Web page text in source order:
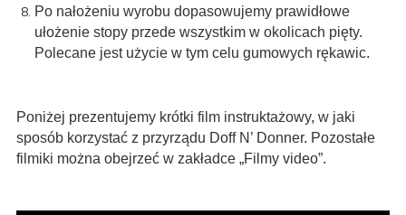
Po nałożeniu wyrobu dopasowujemy prawidłowe
ułożenie stopy przede wszystkim w okolicach pięty.
Polecane jest użycie w tym celu gumowych rękawic.
Poniżej prezentujemy krótki film instruktażowy, w jaki
sposób korzystać z przyrządu Doff N’ Donner. Pozostałe
filmiki można obejrzeć w zakładce „Filmy video”.